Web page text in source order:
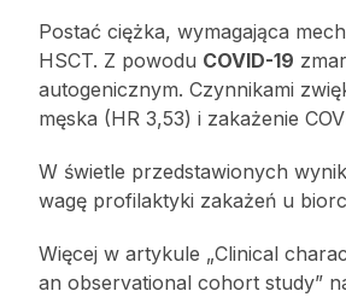
Postać ciężka, wymagająca
HSCT. Z powodu COVID-19
autogenicznym. Czynnikami
męska (HR 3,53) i zakażenie
W świetle przedstawionych
wagę profilaktyki zakażeń u
Więcej w artykule „Clinical
an observational cohort study”